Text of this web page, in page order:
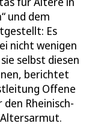
und dem
Es
nicht wenigen
selbst diesen
berichtet
Offene
Rheinisch-
Altersarmut.